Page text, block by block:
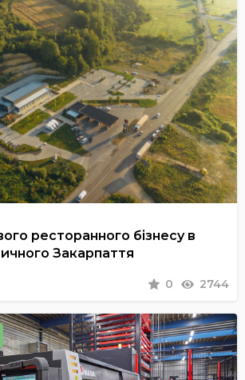
ресторанного бізнесу в
Закарпаття
0 2744